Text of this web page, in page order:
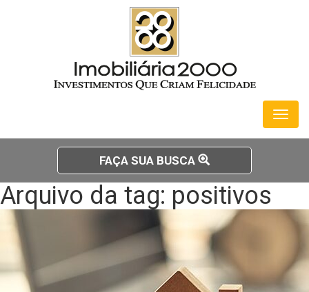
Toggle
FAÇA SUA BUSCA
Arquivo da tag: positivos